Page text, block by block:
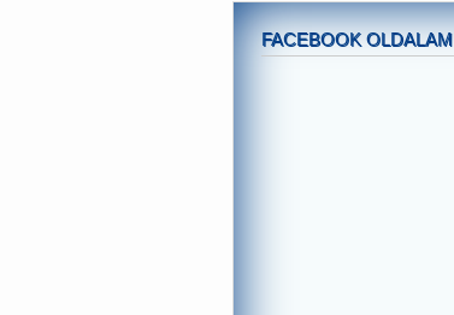
FACEBOOK OLDALAM